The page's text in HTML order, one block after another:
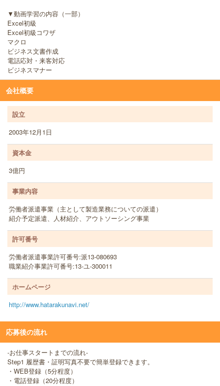
▼動画学習の内容（一部）
Excel初級
Excel初級コワザ
マクロ
ビジネス文書作成
電話応対・来客対応
ビジネスマナー
会社概要
設立
2003年12月1日
資本金
3億円
事業内容
労働者派遣事業（主として製造業務についての派遣）
紹介予定派遣、人材紹介、アウトソーシング事業
許可番号
労働者派遣事業許可番号:派13-080693
職業紹介事業許可番号:13-ユ-300011
ホームページ
http://www.hatarakunavi.net/
応募後の流れ
-お仕事スタートまでの流れ-
Step1 履歴書・証明写真不要で簡単登録できます。
・WEB登録（5分程度）
・電話登録（20分程度）